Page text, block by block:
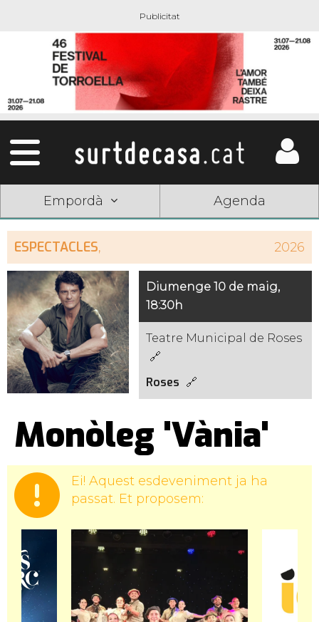
Empordà Agenda
ESPECTACLES, 2026
Diumenge 10 de maig,
18:30h
Teatre Municipal de Roses
Roses
Monòleg 'Vània'
Ei! Aquest esdeveniment ja ha
passat. Et proposem: